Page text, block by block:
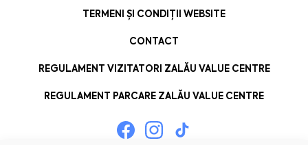
TERMENI ȘI CONDIȚII WEBSITE
CONTACT
REGULAMENT VIZITATORI ZALĂU VALUE CENTRE
REGULAMENT PARCARE ZALĂU VALUE CENTRE